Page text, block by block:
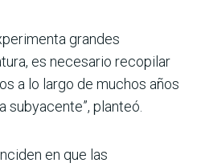
grandes
es necesario recopilar
a lo largo de muchos años
planteó.
en que las